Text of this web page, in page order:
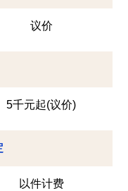
议价
5千元起(议价)
以件计费